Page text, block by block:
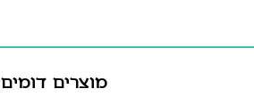
מוצרים דומים